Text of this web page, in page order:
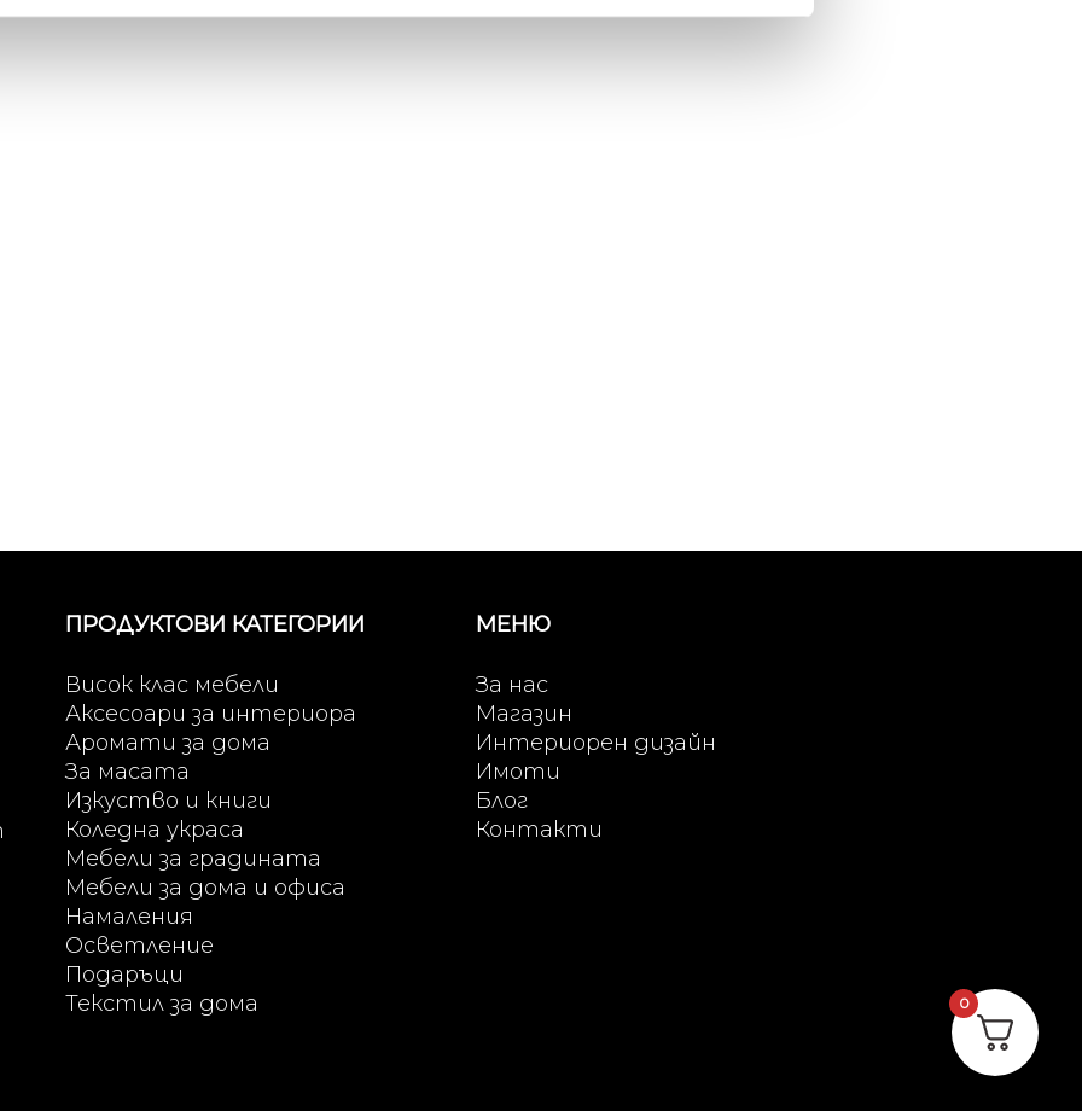
ПРОДУКТОВИ КАТЕГОРИИ
Висок клас мебели
Аксесоари за интериора
Аромати за дома
За масата
Изкуство и книги
Коледна украса
Мебели за градината
Мебели за дома и офиса
Намаления
Осветление
Подаръци
Текстил за дома
МЕНЮ
За нас
Магазин
Интериорен дизайн
Имоти
Блог
Контакти
0